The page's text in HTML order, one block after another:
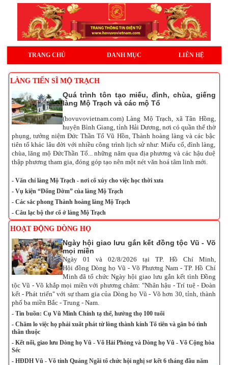
TRANG CHỦ DANH MỤC LIÊN HỆ
LÀNG TIẾN SĨ MỘ TRẠCH
Quá trình tôn tạo miếu, đình, chùa, giếng
làng Mộ Trạch và các mộ Tổ
(hovuvovietnam.com) Làng Mộ Trạch, xã Tân Hồng,
huyện Bình Giang, tỉnh Hải Dương, nơi có quần thể thờ
phụng, tưởng niệm Đức Thần Tổ Vũ Hồn, Thành hoàng làng và các bậc
tiên tổ khác lâu đời với nhiều công trình lịch sử như: Miếu cổ, đình làng,
chùa, lăng mộ ĐứcThần Tổ... những năm qua địa phương và các hậu duệ
thập phương tham gia, đóng góp tạo nên một nét văn hoá tâm linh mới.
- Văn chỉ làng Mộ Trạch - nơi cổ xúy cho việc học thời xưa
- Vụ kiện “Đống Dờm” của làng Mộ Trạch
- Các sắc phong Thành hoàng làng Mộ Trạch
- Câu lạc bộ thơ cổ ở làng Mộ Trạch
HOẠT ĐỘNG DÒNG HỌ
Ngày hội giao lưu gắn kết đồng tộc Vũ - Võ
mọi miền
Ngày 01 và 02/8/2026 tại TP. Hồ Chí Minh,
Hội đồng Dòng họ Vũ - Võ Phương Nam - TP. Hồ Chí
Minh đã tổ chức Ngày hội giao lưu gắn kết tình Đồng
tộc Vũ - Võ khắp mọi miền với phương châm: "Nhân hậu - Trí tuệ - Đoàn
kết - Phát triển" với sự tham gia của Dòng họ Vũ - Võ hơn 30, tỉnh, thành
phố ba miền Bắc - Trung - Nam.
- Tin buồn: Cụ Vũ Minh Chính tạ thế, hưởng thọ 100 tuổi
- Chăm lo việc họ phải xuất phát từ lòng thành kính Tổ tiên và gắn bó tình
thân thuộc
- Kết nối, giao lưu Dòng họ Vũ - Võ Hải Phòng và Dòng họ Vũ - Võ Cộng hòa
Séc
- HĐDH Vũ - Võ tỉnh Quảng Ngãi tổ chức hội nghị sơ kết 6 tháng đầu năm